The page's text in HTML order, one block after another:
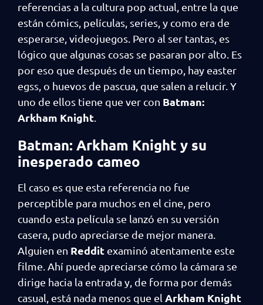
referencias a la cultura pop actual, entre la que
están cómics, películas, series, y como era de
esperarse, videojuegos. Pero al ser tantas, es
lógico que algunas cosas se pasaran por alto. Es
por eso que después de un tiempo, hay easter
egss, o huevos de pascua, que salen a relucir. Y
uno de ellos tiene que ver con Batman:
Arkham Knight
Batman: Arkham Knight y su
inesperado cameo
El caso es que esta referencia no fue
perceptible para muchos en el cine, pero
cuando esta película se lanzó en su versión
casera, pudo apreciarse de mejor manera.
Alguien en Reddit examinó atentamente este
filme. Ahí puede apreciarse cómo la cámara se
dirige hacia la entrada y, de forma por demás
casual, está nada menos que el Arkham Knight